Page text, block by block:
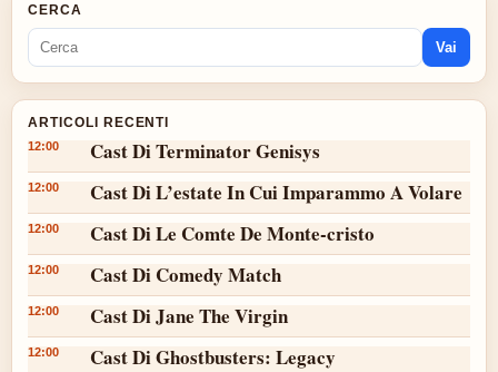
CERCA
Vai
ARTICOLI RECENTI
12:00 Cast Di Terminator Genisys
12:00 Cast Di L’estate In Cui Imparammo A Volare
12:00 Cast Di Le Comte De Monte-cristo
12:00 Cast Di Comedy Match
12:00 Cast Di Jane The Virgin
12:00 Cast Di Ghostbusters: Legacy